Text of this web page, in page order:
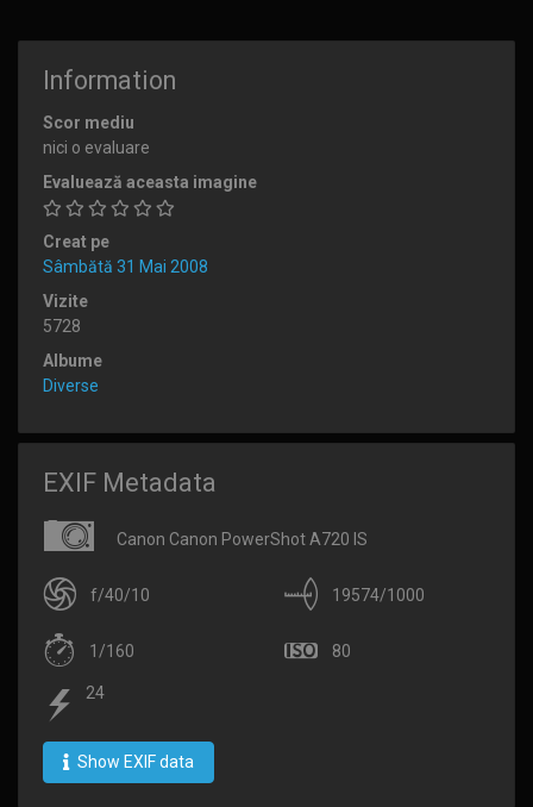
Information
Scor mediu
nici o evaluare
Evaluează aceasta imagine
Creat pe
Sâmbătă 31 Mai 2008
Vizite
5728
Albume
Diverse
EXIF Metadata
Canon Canon PowerShot A720 IS
f/40/10 19574/1000
1/160 80
24
Show EXIF data